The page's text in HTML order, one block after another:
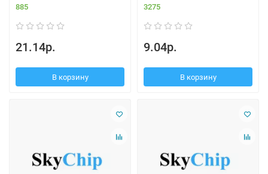
885
21.14р.
В корзину
3275
9.04р.
В корзину